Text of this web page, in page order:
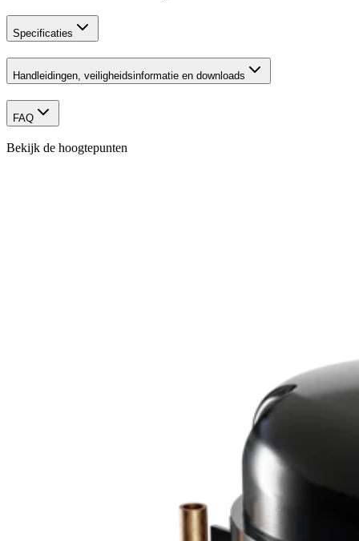
Specificaties
Handleidingen, veiligheidsinformatie en downloads
FAQ
Bekijk de hoogtepunten